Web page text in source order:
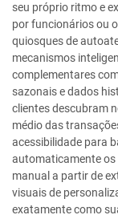
seu próprio ritmo e
por funcionários ou
quiosques de
mecanismos
complementares
sazonais e dados
clientes descubram
médio das
acessibilidade para
automaticamente os
manual a partir de
visuais de
exatamente como